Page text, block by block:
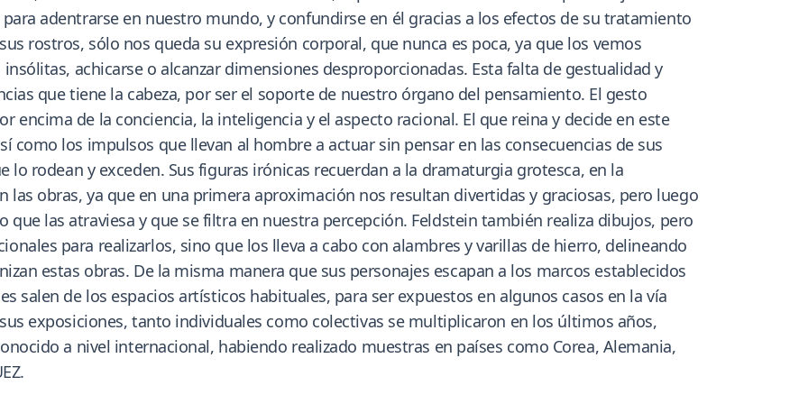
adentrarse en nuestro mundo, y confundirse en él gracias a los efectos de su tratamiento
rostros, sólo nos queda su expresión corporal, que nunca es poca, ya que los vemos
achicarse o alcanzar dimensiones desproporcionadas. Esta falta de gestualidad y
que tiene la cabeza, por ser el soporte de nuestro órgano del pensamiento. El gesto
encima de la conciencia, la inteligencia y el aspecto racional. El que reina y decide en este
como los impulsos que llevan al hombre a actuar sin pensar en las consecuencias de sus
lo rodean y exceden. Sus figuras irónicas recuerdan a la dramaturgia grotesca, en la
obras, ya que en una primera aproximación nos resultan divertidas y graciosas, pero luego
las atraviesa y que se filtra en nuestra percepción. Feldstein también realiza dibujos, pero
para realizarlos, sino que los lleva a cabo con alambres y varillas de hierro, delineando
estas obras. De la misma manera que sus personajes escapan a los marcos establecidos
salen de los espacios artísticos habituales, para ser expuestos en algunos casos en la vía
exposiciones, tanto individuales como colectivas se multiplicaron en los últimos años,
a nivel internacional, habiendo realizado muestras en países como Corea, Alemania,